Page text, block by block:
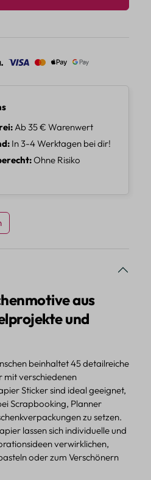
Ab 35 € Warenwert
In 3-4 Werktagen bei dir!
Ohne Risiko
aus
und
beinhaltet 45 detailreiche
mit verschiedenen
Sticker sind ideal geeignet,
Scrapbooking, Planner
zu setzen.
lassen sich individuelle und
verwirklichen,
oder zum Verschönern